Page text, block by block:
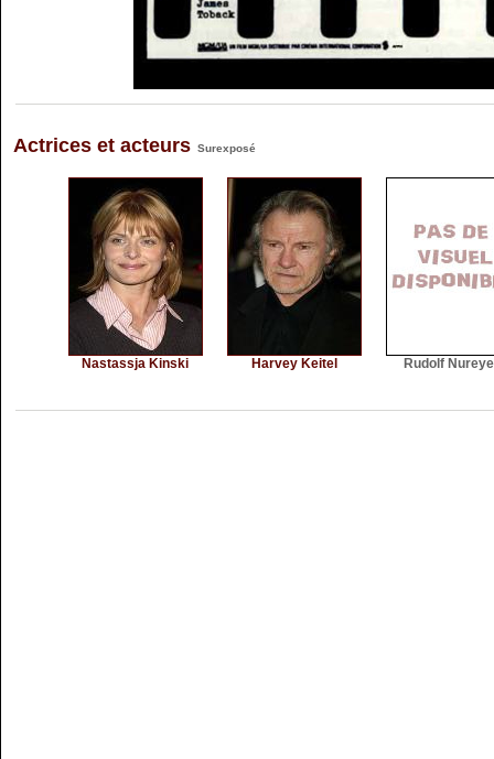
Actrices et acteurs Surexposé
Nastassja Kinski Harvey Keitel Rudolf